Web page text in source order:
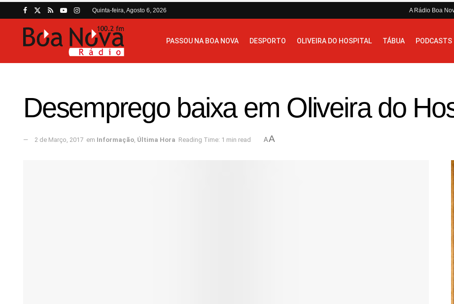
Quinta-feira, Agosto 6, 2026 A Rádio Boa
PASSOU NA BOA NOVA DESPORTO OLIVEIRA DO HOSPITAL TÁBUA PODCASTS
Desemprego baixa em Oliveira do
2 de Março, 2017 em Informação, Última Hora Reading Time: 1 min read AA